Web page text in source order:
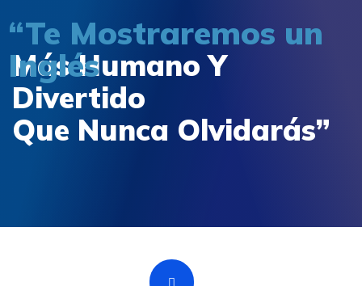
“Te Mostraremos un
Inglés
Más Humano Y
Divertido
Que Nunca Olvidarás”